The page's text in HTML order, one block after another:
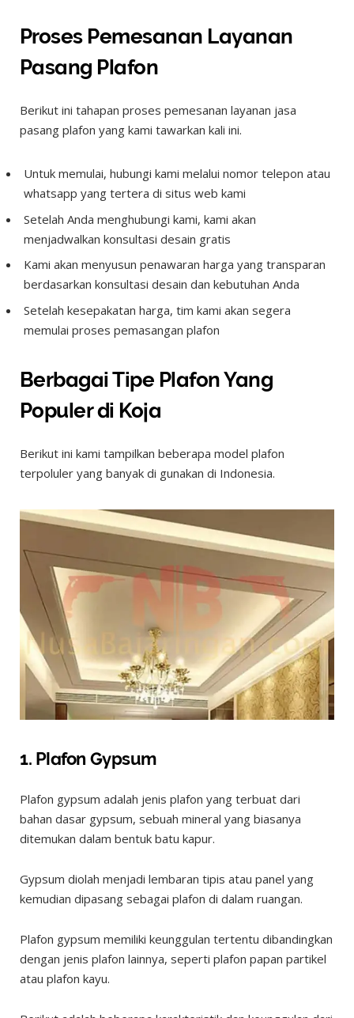
Proses Pemesanan Layanan
Pasang Plafon
Berikut ini tahapan proses pemesanan layanan jasa
pasang plafon yang kami tawarkan kali ini.
Untuk memulai, hubungi kami melalui nomor telepon atau
whatsapp yang tertera di situs web kami
Setelah Anda menghubungi kami, kami akan
menjadwalkan konsultasi desain gratis
Kami akan menyusun penawaran harga yang transparan
berdasarkan konsultasi desain dan kebutuhan Anda
Setelah kesepakatan harga, tim kami akan segera
memulai proses pemasangan plafon
Berbagai Tipe Plafon Yang
Populer di Koja
Berikut ini kami tampilkan beberapa model plafon
terpoluler yang banyak di gunakan di Indonesia.
1. Plafon Gypsum
Plafon gypsum adalah jenis plafon yang terbuat dari
bahan dasar gypsum, sebuah mineral yang biasanya
ditemukan dalam bentuk batu kapur.
Gypsum diolah menjadi lembaran tipis atau panel yang
kemudian dipasang sebagai plafon di dalam ruangan.
Plafon gypsum memiliki keunggulan tertentu dibandingkan
dengan jenis plafon lainnya, seperti plafon papan partikel
atau plafon kayu.